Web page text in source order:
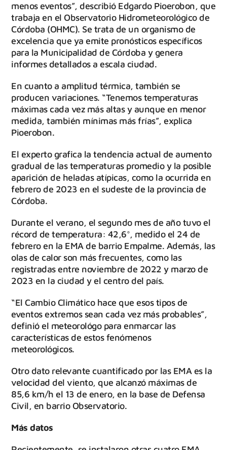
menos eventos”, describió Edgardo Pioerobon, que
trabaja en el Observatorio Hidrometeorológico de
Córdoba (OHMC). Se trata de un organismo de
excelencia que ya emite pronósticos específicos
para la Municipalidad de Córdoba y genera
informes detallados a escala ciudad.
En cuanto a amplitud térmica, también se
producen variaciones. “Tenemos temperaturas
máximas cada vez más altas y aunque en menor
medida, también mínimas más frías”, explica
Pioerobon.
El experto grafica la tendencia actual de aumento
gradual de las temperaturas promedio y la posible
aparición de heladas atípicas, como la ocurrida en
febrero de 2023 en el sudeste de la provincia de
Córdoba.
Durante el verano, el segundo mes de año tuvo el
récord de temperatura: 42,6°, medido el 24 de
febrero en la EMA de barrio Empalme. Además, las
olas de calor son más frecuentes, como las
registradas entre noviembre de 2022 y marzo de
2023 en la ciudad y el centro del país.
“El Cambio Climático hace que esos tipos de
eventos extremos sean cada vez más probables”,
definió el meteorológo para enmarcar las
características de estos fenómenos
meteorológicos.
Otro dato relevante cuantificado por las EMA es la
velocidad del viento, que alcanzó máximas de
85,6 km/h el 13 de enero, en la base de Defensa
Civil, en barrio Observatorio.
Más datos